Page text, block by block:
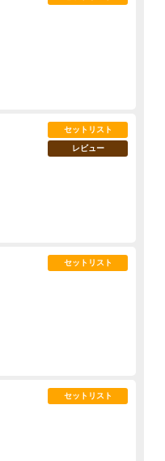
セットリスト
レビュー
セットリスト
セットリスト